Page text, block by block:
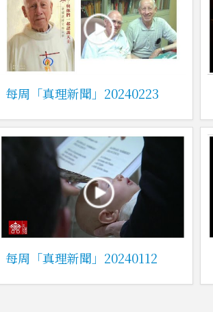
每周「真理新聞」20240223
每周「真理新聞」20240112